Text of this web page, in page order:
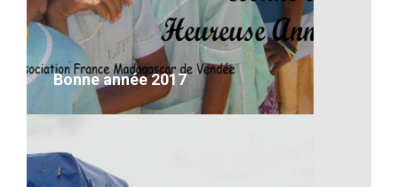
VOIR LE DÉTAIL
Bonne année 2017